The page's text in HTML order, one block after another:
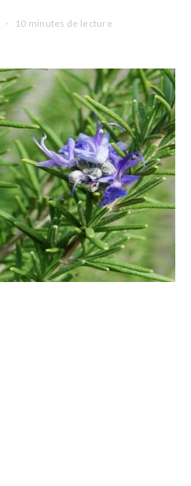
10 minutes de lecture